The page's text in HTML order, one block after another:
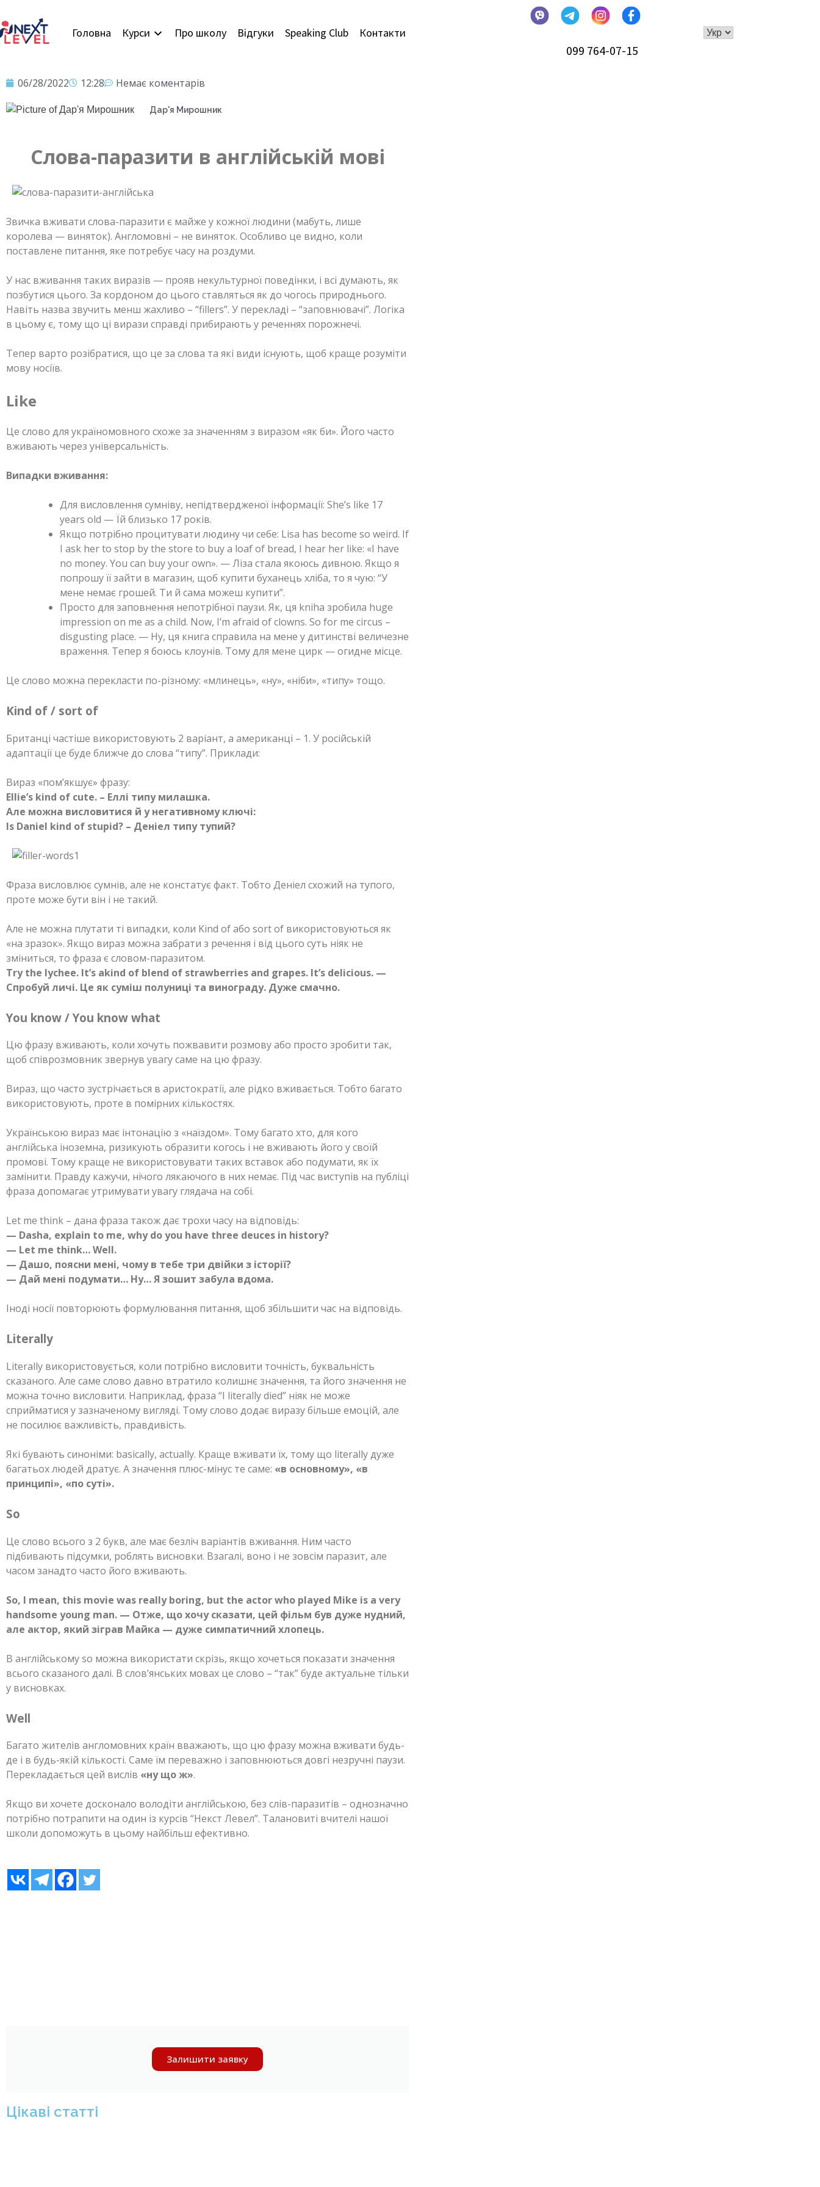
Головна Курси Про школу Відгуки Speaking Club Контакти
099 764-07-15
06/28/2022 12:28 Немає коментарів
Дар'я Мирошник
Слова-паразити в англійській мові
Звичка вживати слова-паразити є майже у кожної людини (мабуть, лише
королева — виняток). Англомовні – не виняток. Особливо це видно, коли
поставлене питання, яке потребує часу на роздуми.
У нас вживання таких виразів — прояв некультурної поведінки, і всі думають, як
позбутися цього. За кордоном до цього ставляться як до чогось природнього.
Навіть назва звучить менш жахливо – “fillers”. У перекладі – “заповнювачі”. Логіка
в цьому є, тому що ці вирази справді прибирають у реченнях порожнечі.
Тепер варто розібратися, що це за слова та які види існують, щоб краще розуміти
мову носіїв.
Like
Це слово для україномовного схоже за значенням з виразом «як би». Його часто
вживають через універсальність.
Випадки вживання:
Для висловлення сумніву, непідтвердженої інформації: She’s like 17
years old — Їй близько 17 років.
Якщо потрібно процитувати людину чи себе: Lisa has become so weird. If
I ask her to stop by the store to buy a loaf of bread, I hear her like: «I have
no money. You can buy your own». — Ліза стала якоюсь дивною. Якщо я
попрошу її зайти в магазин, щоб купити буханець хліба, то я чую: “У
мене немає грошей. Ти й сама можеш купити”.
Просто для заповнення непотрібної паузи. Як, ця kniha зробила huge
impression on me as a child. Now, I’m afraid of clowns. So for me circus –
disgusting place. — Ну, ця книга справила на мене у дитинстві величезне
враження. Тепер я боюсь клоунів. Тому для мене цирк — огидне місце.
Це слово можна перекласти по-різному: «млинець», «ну», «ніби», «типу» тощо.
Kind of / sort of
Британці частіше використовують 2 варіант, а американці – 1. У російській
адаптації це буде ближче до слова “типу”. Приклади:
Вираз «пом’якшує» фразу:
Ellie’s kind of cute. – Еллі типу милашка.
Але можна висловитися й у негативному ключі:
Is Daniel kind of stupid? – Деніел типу тупий?
Фраза висловлює сумнів, але не констатує факт. Тобто Деніел схожий на тупого,
проте може бути він і не такий.
Але не можна плутати ті випадки, коли Kind of або sort of використовуються як
«на зразок». Якщо вираз можна забрати з речення і від цього суть ніяк не
зміниться, то фраза є словом-паразитом.
Try the lychee. It’s akind of blend of strawberries and grapes. It’s delicious. —
Спробуй личі. Це як суміш полуниці та винограду. Дуже смачно.
You know / You know what
Цю фразу вживають, коли хочуть пожвавити розмову або просто зробити так,
щоб співрозмовник звернув увагу саме на цю фразу.
Вираз, що часто зустрічається в аристократії, але рідко вживається. Тобто багато
використовують, проте в помірних кількостях.
Українською вираз має інтонацію з «наїздом». Тому багато хто, для кого
англійська іноземна, ризикують образити когось і не вживають його у своїй
промові. Тому краще не використовувати таких вставок або подумати, як їх
замінити. Правду кажучи, нічого лякаючого в них немає. Під час виступів на публіці
фраза допомагає утримувати увагу глядача на собі.
Let me think – дана фраза також дає трохи часу на відповідь:
— Dasha, explain to me, why do you have three deuces in history?
— Let me think… Well.
— Дашо, поясни мені, чому в тебе три двійки з історії?
— Дай мені подумати… Ну… Я зошит забула вдома.
Іноді носії повторюють формулювання питання, щоб збільшити час на відповідь.
Literally
Literally використовується, коли потрібно висловити точність, буквальність
сказаного. Але саме слово давно втратило колишнє значення, та його значення не
можна точно висловити. Наприклад, фраза “I literally died” ніяк не може
сприйматися у зазначеному вигляді. Тому слово додає виразу більше емоцій, але
не посилює важливість, правдивість.
Які бувають синоніми: basically, actually. Краще вживати їх, тому що literally дуже
багатьох людей дратує. А значення плюс-мінус те саме: «в основному», «в
принципі», «по суті».
So
Це слово всього з 2 букв, але має безліч варіантів вживання. Ним часто
підбивають підсумки, роблять висновки. Взагалі, воно і не зовсім паразит, але
часом занадто часто його вживають.
So, I mean, this movie was really boring, but the actor who played Mike is a very
handsome young man. — Отже, що хочу сказати, цей фільм був дуже нудний,
але актор, який зіграв Майка — дуже симпатичний хлопець.
В англійському so можна використати скрізь, якщо хочеться показати значення
всього сказаного далі. В слов’янських мовах це слово – “так” буде актуальне тільки
у висновках.
Well
Багато жителів англомовних країн вважають, що цю фразу можна вживати будь-
де і в будь-якій кількості. Саме їм переважно і заповнюються довгі незручні паузи.
Перекладається цей вислів «ну що ж».
Якщо ви хочете досконало володіти англійською, без слів-паразитів – однозначно
потрібно потрапити на один із курсів “Некст Левел”. Талановиті вчителі нашої
школи допоможуть в цьому найбільш ефективно.
Залишити заявку
Цікаві статті